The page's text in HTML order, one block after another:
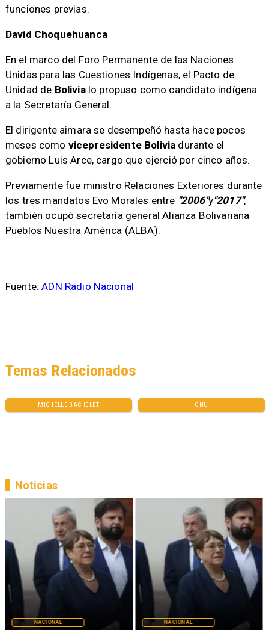
funciones previas.
David Choquehuanca
En el marco del Foro Permanente de las Naciones
Unidas para las Cuestiones Indígenas, el Pacto de
Unidad de Bolivia lo propuso como candidato indígena
a la Secretaría General.
El dirigente aimara se desempeñó hasta hace pocos
meses como vicepresidente Bolivia durante el
gobierno Luis Arce, cargo que ejerció por cinco años.
Previamente fue ministro Relaciones Exteriores durante
los tres mandatos Evo Morales entre "2006"y"2017",
también ocupó secretaría general Alianza Bolivariana
Pueblos Nuestra América (ALBA).
Fuente:ADN Radio Nacional
MICHELLE BACHELET ONU
Temas Relacionados
NACIONAL NACIONAL
Noticias